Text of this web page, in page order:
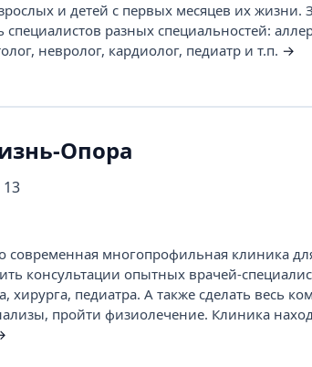
и детей с первых месяцев их жизни.
разных специальностей:
невролог, кардиолог, педиатр и т.п. →
Опора
13
современная многопрофильная клиника
консультации опытных врачей-
хирурга, педиатра. А также сделать весь
пройти физиолечение. Клиника